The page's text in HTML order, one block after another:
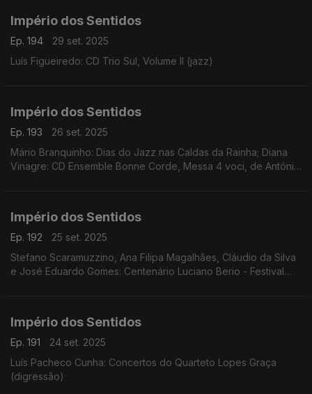
Império dos Sentidos
Ep. 194
29 set. 2025
Luís Figueiredo: CD Trio Sul, Volume II (jazz)
Império dos Sentidos
Ep. 193
26 set. 2025
Mário Branquinho: Dias do Jazz nas Caldas da Rainha; Diana
Vinagre: CD Ensemble Bonne Corde, Messa 4 voci, de António
Império dos Sentidos
Ep. 192
25 set. 2025
Stefano Scaramuzzino, Ana Filipa Magalhães, Cláudio da Silva
e José Eduardo Gomes: Centenário Luciano Berio - Festival
Império dos Sentidos
Ep. 191
24 set. 2025
Luís Pacheco Cunha: Concertos do Quarteto Lopes Graça
(digressão)